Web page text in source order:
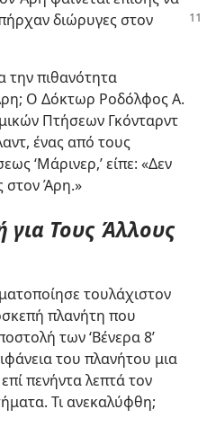
διώρυγες στον
την πιθανότητα
Ο Δόκτωρ Ροδόλφος Α.
Πτήσεων Γκόνταρντ
ένας από τους
‘Μάρινερ,’ είπε: «Δεν
στον Άρη.»
για Τους Άλλους
τουλάχιστον
πλανήτη που
των ‘Βένερα 8’
του πλανήτου μια
πενήντα λεπτά τον
Τι ανεκαλύφθη;